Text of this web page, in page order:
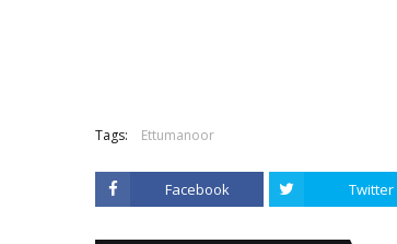
Tags: Ettumanoor
Facebook Twitter